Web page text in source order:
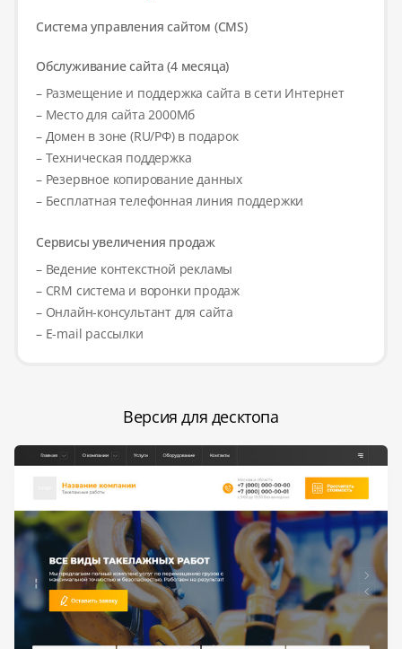
Система управления сайтом (CMS)
Обслуживание сайта (4 месяца)
– Размещение и поддержка сайта в сети Интернет
– Место для сайта 2000Мб
– Домен в зоне (RU/РФ) в подарок
– Техническая поддержка
– Резервное копирование данных
– Бесплатная телефонная линия поддержки
Сервисы увеличения продаж
– Ведение контекстной рекламы
– CRM система и воронки продаж
– Онлайн-консультант для сайта
– E-mail рассылки
Версия для десктопа